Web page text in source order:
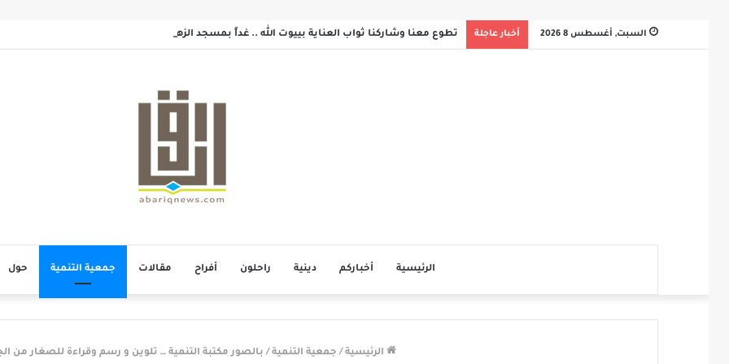
السبت, أغسطس 8 2026 أخبار عاجلة تطوع معنا وشاركنا ثواب العناية بييوت الله .. غداً بمسجد الزهراء بحلة محيش
الرئيسية أخباركم دينية راحلون أفراح مقالات جمعية التنمية حول
الرئيسية / جمعية التنمية / بالصور مكتبة التنمية … تلوين و رسم وقراءة للصغار من